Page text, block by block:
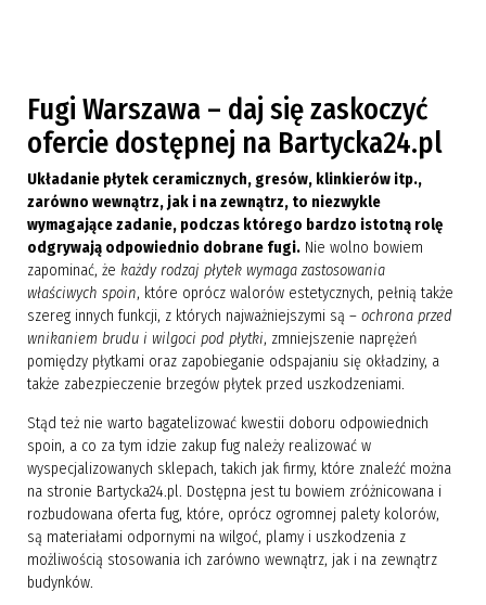
Fugi Warszawa – daj się zaskoczyć
ofercie dostępnej na Bartycka24.pl
Układanie płytek ceramicznych, gresów, klinkierów itp.,
zarówno wewnątrz, jak i na zewnątrz, to niezwykle
wymagające zadanie, podczas którego bardzo istotną rolę
odgrywają odpowiednio dobrane fugi. Nie wolno bowiem
zapominać, żekażdy rodzaj płytek wymaga zastosowania
właściwych spoin, które oprócz walorów estetycznych, pełnią także
szereg innych funkcji, z których najważniejszymi są –ochrona przed
wnikaniem brudu i wilgoci pod płytki, zmniejszenie naprężeń
pomiędzy płytkami oraz zapobieganie odspajaniu się okładziny, a
także zabezpieczenie brzegów płytek przed uszkodzeniami.
Stąd też nie warto bagatelizować kwestii doboru odpowiednich
spoin, a co za tym idzie zakup fug należy realizować w
wyspecjalizowanych sklepach, takich jak firmy, które znaleźć można
na stronie Bartycka24.pl. Dostępna jest tu bowiem zróżnicowana i
rozbudowana oferta fug, które, oprócz ogromnej palety kolorów,
są materiałami odpornymi na wilgoć, plamy i uszkodzenia z
możliwością stosowania ich zarówno wewnątrz, jak i na zewnątrz
budynków.